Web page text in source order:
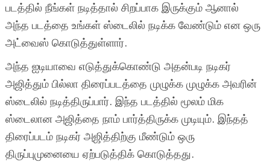
படத்தில் நீங்கள் நடித்தால் சிறப்பாக இருக்கும் ஆனால்
அந்த படத்தை உங்கள் ஸ்டைலில் நடிக்க வேண்டும் என ஒரு
அட்வைஸ் கொடுத்துள்ளார்.
அந்த ஐடியாவை எடுத்துக்கொண்டு அதன்படி நடிகர்
அஜித்தும் பில்லா திரைப்படத்தை முழுக்க முழுக்க அவரின்
ஸ்டைலில் நடித்திருப்பார். இந்த படத்தில் மூலம் மிக
ஸ்டைலான அஜித்தை நாம் பார்த்திருக்க முடியும். இந்தத்
திரைப்படம் நடிகர் அஜித்திற்கு மீண்டும் ஒரு
திருப்புமுனையை ஏற்படுத்திக் கொடுத்தது.